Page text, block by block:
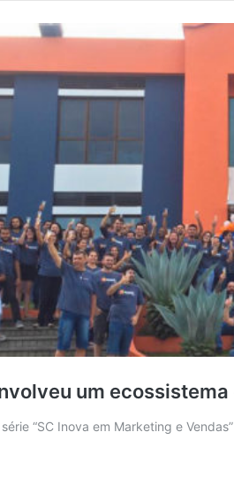
um
“SC Inova em Marketing e